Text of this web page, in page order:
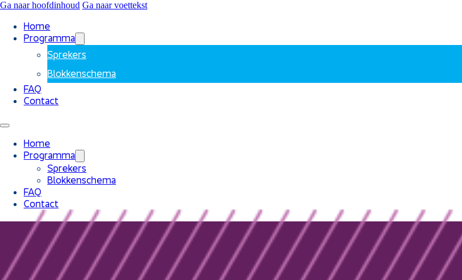
Ga naar hoofdinhoud Ga naar voettekst
Home
Programma
Sprekers
Blokkenschema
FAQ
Contact
Home
Programma
Sprekers
Blokkenschema
FAQ
Contact